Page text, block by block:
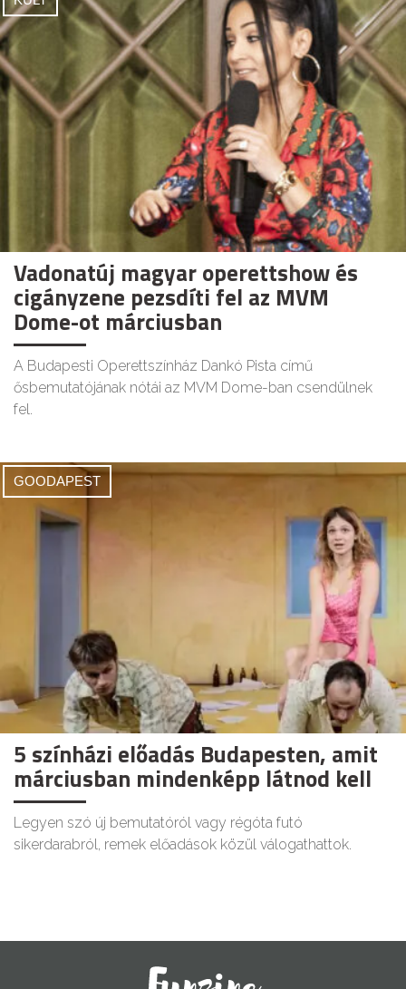
Vadonatúj magyar operettshow és
cigányzene pezsdíti fel az MVM
Dome-ot márciusban
A Budapesti Operettszínház Dankó Pista című
ősbemutatójának nótái az MVM Dome-ban csendülnek
fel.
GOODAPEST
5 színházi előadás Budapesten, amit
márciusban mindenképp látnod kell
Legyen szó új bemutatóról vagy régóta futó
sikerdarabról, remek előadások közül válogathattok.